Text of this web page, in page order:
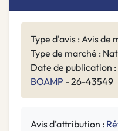
Type d'avis : Avis de
Type de marché :
Date de publication
BOAMP - 26-43549
Avis d’attribution :